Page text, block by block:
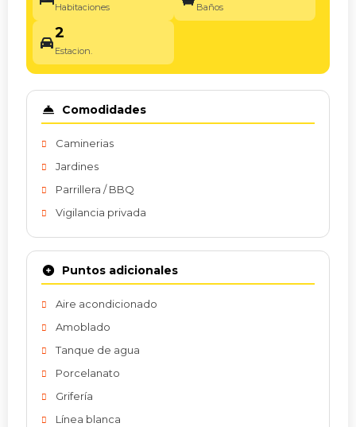
Habitaciones Baños
2
Estacion.
Comodidades
Caminerias
Jardines
Parrillera / BBQ
Vigilancia privada
Puntos adicionales
Aire acondicionado
Amoblado
Tanque de agua
Porcelanato
Grifería
Línea blanca